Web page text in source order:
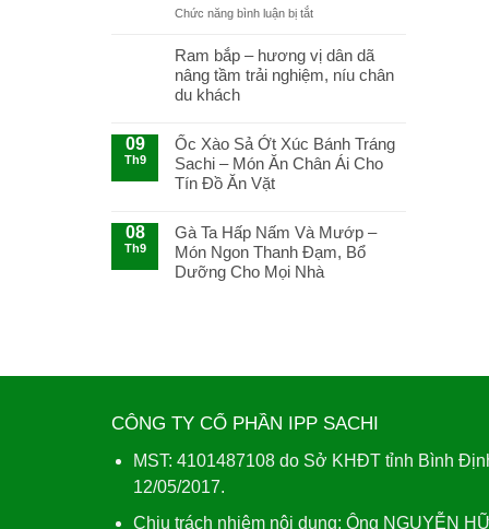
Chức năng bình luận bị tắtở
Mí
Cách
Làm
Trích
Cuốn
Ngon
Tuyệt
Ram bắp – hương vị dân dã
nâng tầm trải nghiệm, níu chân
du khách
09
Th9
Ốc Xào Sả Ớt Xúc Bánh Tráng
Sachi – Món Ăn Chân Ái Cho
Tín Đồ Ăn Vặt
08
Th9
Gà Ta Hấp Nấm Và Mướp –
Món Ngon Thanh Đạm, Bổ
Dưỡng Cho Mọi Nhà
CÔNG TY CỔ PHẦN IPP SACHI
MST: 4101487108 do Sở KHĐT tỉnh Bình
12/05/2017.
Chịu trách nhiệm nội dung: Ông NGUYỄN